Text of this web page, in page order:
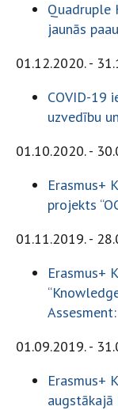
Quadruple
jaunās
01.12.2020. -
COVID-19
uzvedību
01.10.2020. -
Erasmus+
projekts
01.11.2019. -
Erasmus+
01.09.2019. -
Erasmus+